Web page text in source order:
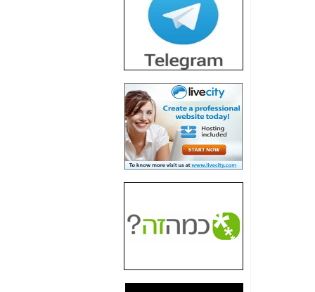
חשיפת מה שלא
רוצים שתדעו בעניין
פריסת אנלימיטד
(בניחוח בלתי נסבל) -
כאן
חשיפה: איוב קרא
אישר לקבוצת סלקום
בדיוק מה שביבי אישר
כאן
האם השר איוב קרא
היה צריך בכלל לחתום
על האישור, שנתן
האם ביבי וקרא קבלו
בכלל תמורה עבור
המסמכים בנושא בזק-